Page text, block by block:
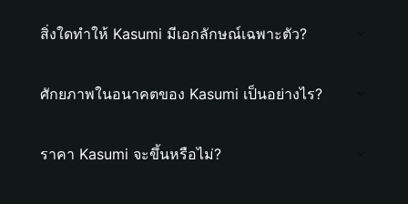
สิ่งใดทำให้ Kasumi มีเอกลักษณ์เฉพาะตัว?
ศักยภาพในอนาคตของ Kasumi เป็นอย่างไร?
ราคา Kasumi จะขึ้นหรือไม่?